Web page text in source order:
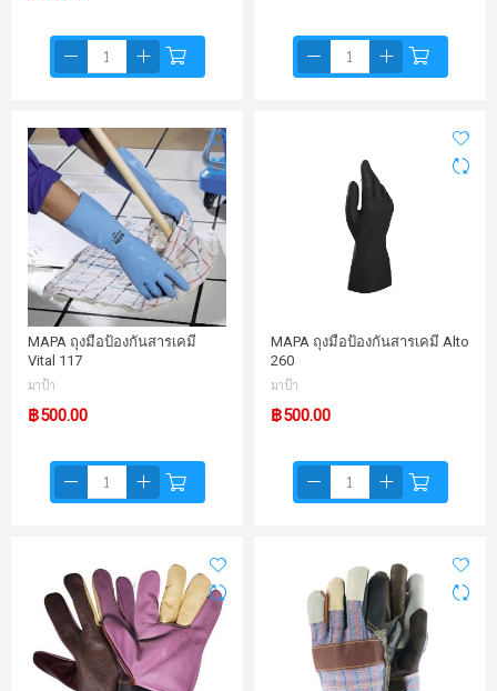
MAPA ถุงมือป้องกันสารเคมี
Vital 117
มาป้า
฿500.00
MAPA ถุงมือป้องกันสารเคมี Alto
260
มาป้า
฿500.00